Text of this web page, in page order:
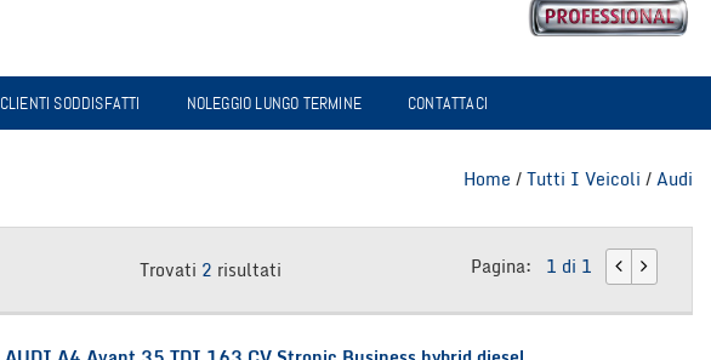
CLIENTI SODDISFATTI NOLEGGIO LUNGO TERMINE CONTATTACI
Home /Tutti I Veicoli /Audi
Trovati 2 risultati Pagina: 1 di 1